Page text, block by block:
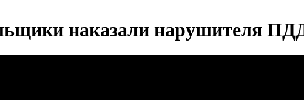
наказали нарушителя